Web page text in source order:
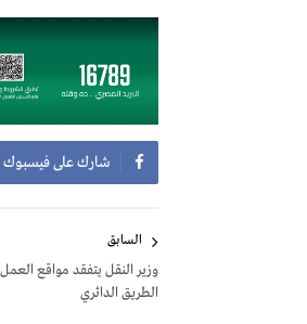
شارك على فيسبوك
المقالات
السابق
وزير النقل يتفقد مواقع
الطريق الدائري